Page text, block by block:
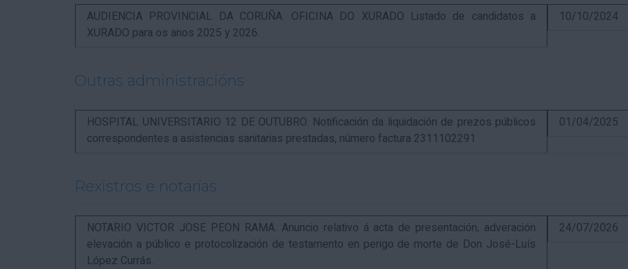
AUDIENCIA PROVINCIAL DA CORUÑA. OFICINA DO XURADO Listado de candidatos a
XURADO para os anos 2025 y 2026.
10/10/2024
Outras administracións
HOSPITAL UNIVERSITARIO 12 DE OUTUBRO. Notificación da liquidación de prezos públicos
correspondentes a asistencias sanitarias prestadas, número factura 2311102291
01/04/2025
Rexistros e notarías
NOTARIO VICTOR JOSE PEON RAMA. Anuncio relativo á acta de presentación, adveración
elevación a público e protocolización de testamento en perigo de morte de Don José-Luís
López Currás.
24/07/2026